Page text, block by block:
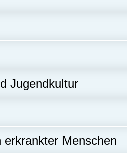
Jugendkultur
Menschen